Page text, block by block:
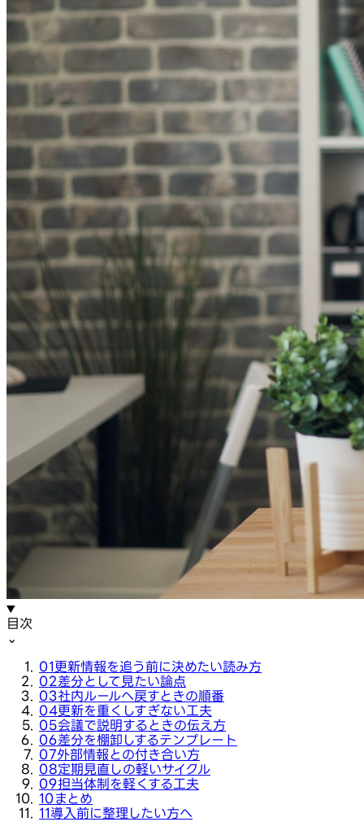
目次
⌄
01更新情報を追う前に決めたい読み方
02差分として見たい論点
03社内ルールへ戻すときの順番
04更新を重くしすぎない工夫
05会議で説明するときの伝え方
06差分を棚卸しするテンプレート
07外部情報との付き合い方
08定期見直しの軽いサイクル
09担当体制を軽くする工夫
10まとめ
11導入前に整理したい方へ